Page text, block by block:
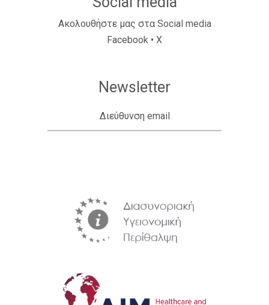
Ακολουθήστε μας στα Social media
Facebook • X
Newsletter
Διεύθυνση email